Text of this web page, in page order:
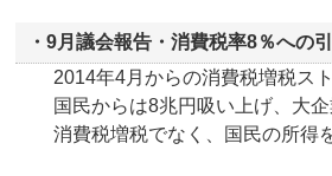
・9月議会報告・消費税率8％への
2014年4月からの消費税増税スト
国民からは8兆円吸い上げ、大企
消費税増税でなく、国民の所得